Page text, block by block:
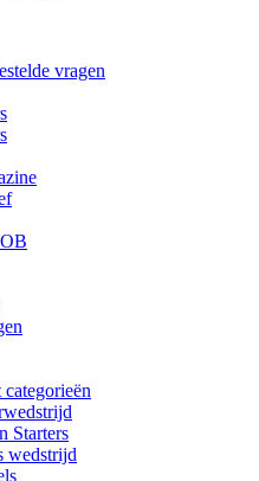
vragen
Starters
wedstrijd